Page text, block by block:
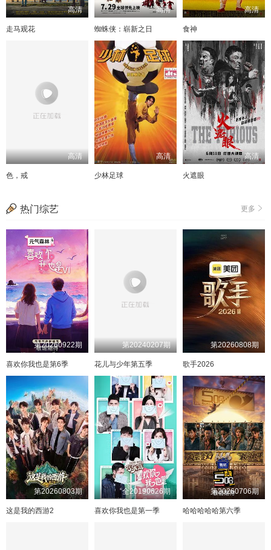
高清
走马观花
高清
蜘蛛侠：崭新之日
高清
食神
高清
色，戒
高清
少林足球
高清
火遮眼
更多
热门综艺
第20260922期
喜欢你我也是第6季
第20240207期
花儿与少年第五季
第20260808期
歌手2026
第20260803期
这是我的西游2
全20190626期
喜欢你我也是第一季
第20260706期
哈哈哈哈哈第六季